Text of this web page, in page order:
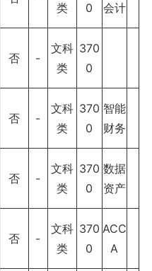
类
0
会计
否 -
文科
类
370
0
否 -
文科
类
370
0
智能
财务
否 -
文科
类
370
0
数据
资产
否 -
文科
类
370
0
ACC
A